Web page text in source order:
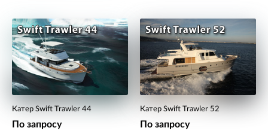
Катер Swift Trawler 44
По запросу
Катер Swift Trawler 52
По запросу